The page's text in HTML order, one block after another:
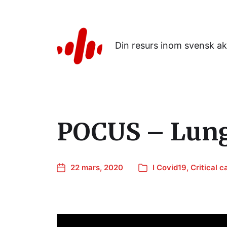
Din resurs inom svensk
POCUS –
22 mars, 2020 I Covid19, Critical